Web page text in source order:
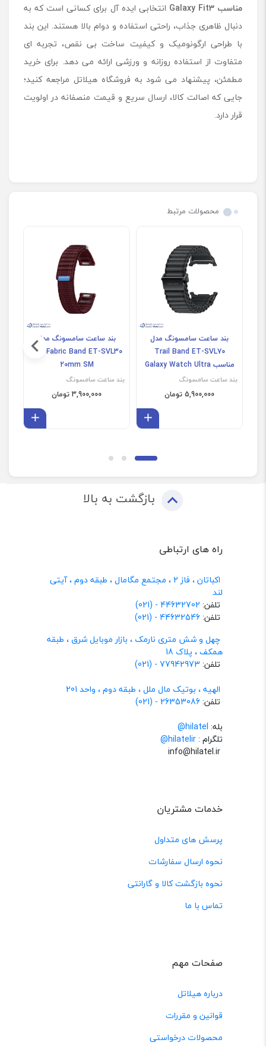
مناسبGalaxy Fit3 انتخابی ایده ‌آل برای کسانی است که به
دنبال ظاهری جذاب، راحتی استفاده و دوام بالا هستند. این بند
با طراحی ارگونومیک و کیفیت ساخت بی نقص، تجربه ای
متفاوت از استفاده روزانه و ورزشی ارائه می دهد. برای خرید
مطمئن، پیشنهاد می شود به فروشگاه هیلاتل مراجعه کنید؛
جایی که اصالت کالا، ارسال سریع و قیمت منصفانه در اولویت
قرار دارد.
محصولات مرتبط
بند ساعت سامسونگ مدل
Trail Band ET-SVL70
مناسب Galaxy Watch Ultra
(غیراصل)
بند ساعت سامسونگ
5,900,000 تومان
بند ساعت سامسونگ مدل
Fabric Band ET-SVL30 سایز
20mm SM
بند ساعت سامسونگ
3,900,000 تومان
بازگشت به بالا
راه های ارتباطی
اکباتان ، فاز 2 ، مجتمع مگامال ، طبقه دوم ، آیتی
لند
تلفن: 44632702 - (021)
تلفن:44632546 - (021)
چهل و شش متری نارمک ، بازار موبایل شرق ، طبقه
همکف ، پلاک 18
تلفن: 77942973 - (021)
الهیه ، بوتیک مال ملل ، طبقه دوم ، واحد 201
تلفن:26353086 - (021)
بله: hilatel@
تلگرام :@hilatelir
خدمات مشتریان
پرسش های متداول
نحوه ارسال سفارشات
نحوه بازگشت کالا و گارانتی
تماس با ما
صفحات مهم
درباره هیلاتل
قوانین و مقررات
محصولات درخواستی